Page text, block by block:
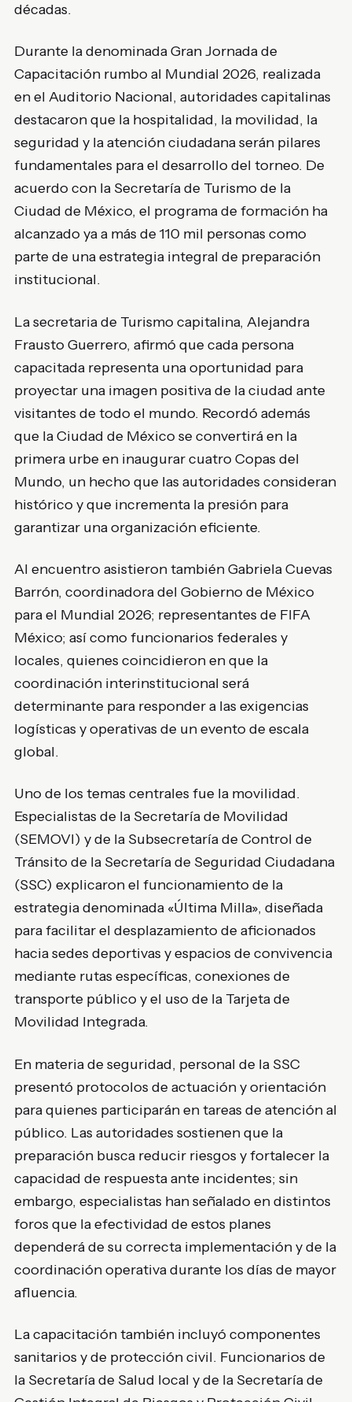
décadas.
Durante la denominada Gran Jornada de
Capacitación rumbo al Mundial 2026, realizada
en el Auditorio Nacional, autoridades capitalinas
destacaron que la hospitalidad, la movilidad, la
seguridad y la atención ciudadana serán pilares
fundamentales para el desarrollo del torneo. De
acuerdo con la Secretaría de Turismo de la
Ciudad de México, el programa de formación ha
alcanzado ya a más de 110 mil personas como
parte de una estrategia integral de preparación
institucional.
La secretaria de Turismo capitalina, Alejandra
Frausto Guerrero, afirmó que cada persona
capacitada representa una oportunidad para
proyectar una imagen positiva de la ciudad ante
visitantes de todo el mundo. Recordó además
que la Ciudad de México se convertirá en la
primera urbe en inaugurar cuatro Copas del
Mundo, un hecho que las autoridades consideran
histórico y que incrementa la presión para
garantizar una organización eficiente.
Al encuentro asistieron también Gabriela Cuevas
Barrón, coordinadora del Gobierno de México
para el Mundial 2026; representantes de FIFA
México; así como funcionarios federales y
locales, quienes coincidieron en que la
coordinación interinstitucional será
determinante para responder a las exigencias
logísticas y operativas de un evento de escala
global.
Uno de los temas centrales fue la movilidad.
Especialistas de la Secretaría de Movilidad
(SEMOVI) y de la Subsecretaría de Control de
Tránsito de la Secretaría de Seguridad Ciudadana
(SSC) explicaron el funcionamiento de la
estrategia denominada «Última Milla», diseñada
para facilitar el desplazamiento de aficionados
hacia sedes deportivas y espacios de convivencia
mediante rutas específicas, conexiones de
transporte público y el uso de la Tarjeta de
Movilidad Integrada.
En materia de seguridad, personal de la SSC
presentó protocolos de actuación y orientación
para quienes participarán en tareas de atención al
público. Las autoridades sostienen que la
preparación busca reducir riesgos y fortalecer la
capacidad de respuesta ante incidentes; sin
embargo, especialistas han señalado en distintos
foros que la efectividad de estos planes
dependerá de su correcta implementación y de la
coordinación operativa durante los días de mayor
afluencia.
La capacitación también incluyó componentes
sanitarios y de protección civil. Funcionarios de
la Secretaría de Salud local y de la Secretaría de